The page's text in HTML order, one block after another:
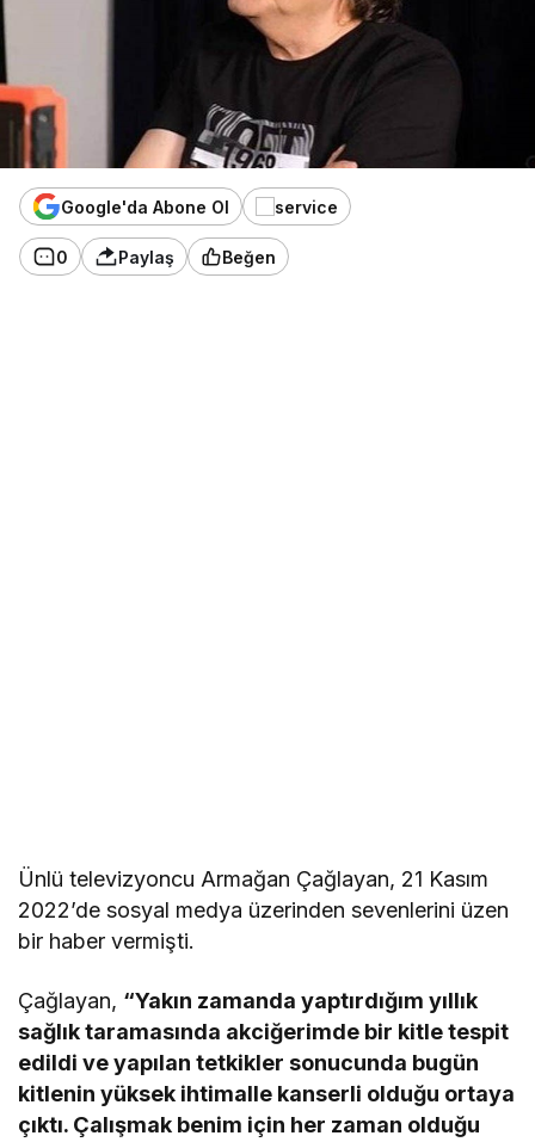
Google'da Abone Ol
0 Paylaş Beğen
Ünlü televizyoncu Armağan Çağlayan, 21 Kasım
2022’de sosyal medya üzerinden sevenlerini üzen
bir haber vermişti.
Çağlayan, “Yakın zamanda yaptırdığım yıllık
sağlık taramasında akciğerimde bir kitle tespit
edildi ve yapılan tetkikler sonucunda bugün
kitlenin yüksek ihtimalle kanserli olduğu ortaya
çıktı. Çalışmak benim için her zaman olduğu